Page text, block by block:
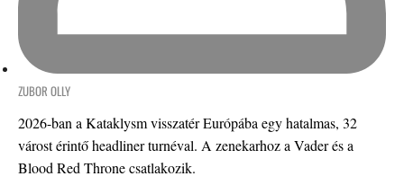
ZUBOR OLLY
2026-ban a Kataklysm visszatér Európába egy hatalmas, 32
várost érintő headliner turnéval. A zenekarhoz a Vader és a
Blood Red Throne csatlakozik.